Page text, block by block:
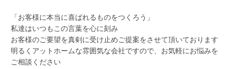
「お客様に本当に喜ばれるものをつくろう」
私達はいつもこの言葉を心に刻み
お客様のご要望を真剣に受け止めご提案をさせて頂いております
明るくアットホームな雰囲気な会社ですので、お気軽にお悩みを
ご相談ください